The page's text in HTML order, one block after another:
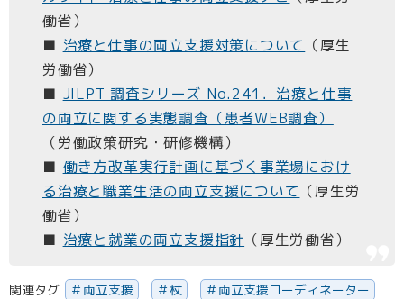
働省）
■ 治療と仕事の両立支援対策について （厚生
労働省）
■ JILPT 調査シリーズ No.241．治療と仕事
の両立に関する実態調査（患者WEB調査）
（労働政策研究・研修機構）
■ 働き⽅改⾰実⾏計画に基づく事業場におけ
る治療と職業⽣活の両⽴支援について （厚生労
働省）
■ 治療と就業の両立支援指針 （厚生労働省）
関連タグ 両立支援 杖
両立支援コーディネーター